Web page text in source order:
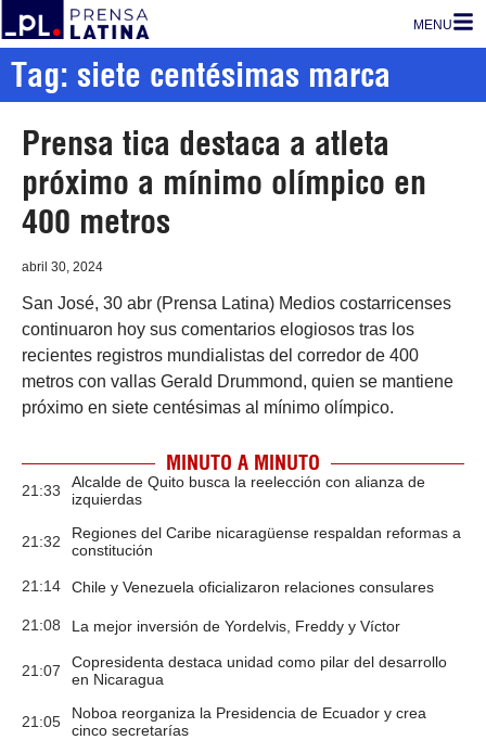
MENU
Tag: siete centésimas marca
Prensa tica destaca a atleta
próximo a mínimo olímpico en
400 metros
abril 30, 2024
San José, 30 abr (Prensa Latina) Medios costarricenses
continuaron hoy sus comentarios elogiosos tras los
recientes registros mundialistas del corredor de 400
metros con vallas Gerald Drummond, quien se mantiene
próximo en siete centésimas al mínimo olímpico.
MINUTO A MINUTO
21:33
Alcalde de Quito busca la reelección con alianza de
izquierdas
21:32
Regiones del Caribe nicaragüense respaldan reformas a
constitución
21:14 Chile y Venezuela oficializaron relaciones consulares
21:08 La mejor inversión de Yordelvis, Freddy y Víctor
21:07
Copresidenta destaca unidad como pilar del desarrollo
en Nicaragua
21:05
Noboa reorganiza la Presidencia de Ecuador y crea
cinco secretarías